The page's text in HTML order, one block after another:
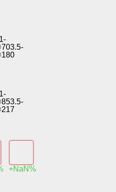
+NaN%